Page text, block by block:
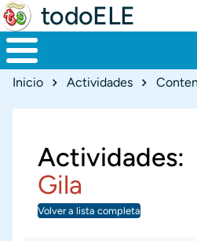
todoELE
Ruta de navegación
Inicio Actividades
Actividades:
Gila
Volver a lista completa